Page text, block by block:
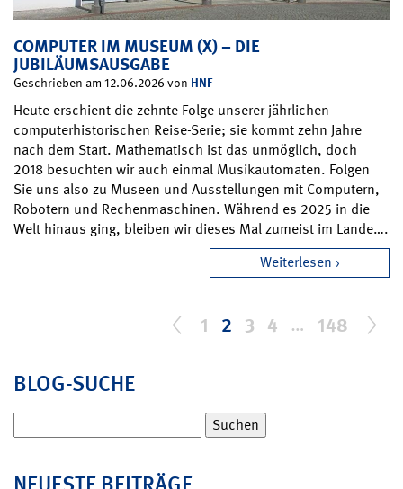
COMPUTER IM MUSEUM (X) – DIE
JUBILÄUMSAUSGABE
Geschrieben am 12.06.2026 von HNF
Heute erschient die zehnte Folge unserer jährlichen
computerhistorischen Reise-Serie; sie kommt zehn Jahre
nach dem Start. Mathematisch ist das unmöglich, doch
2018 besuchten wir auch einmal Musikautomaten. Folgen
Sie uns also zu Museen und Ausstellungen mit Computern,
Robotern und Rechenmaschinen. Während es 2025 in die
Welt hinaus ging, bleiben wir dieses Mal zumeist im Lande….
Weiterlesen
1 2 3 4 … 148
BLOG-SUCHE
nach: